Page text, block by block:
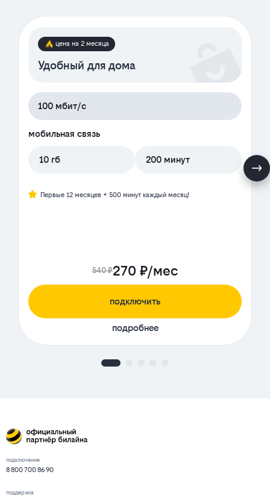
цена на 2 месяца
Удобный для дома
100 мбит/с
мобильная связь
10 гб 200 минут
Первые 12 месяцев + 500 минут каждый месяц!
540 ₽270 ₽/мес
подключить
подробнее
подключение
8 800 700 86 90
поддержка